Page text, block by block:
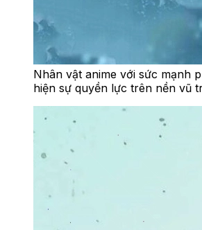
Nhân vật anime với sức mạnh
hiện sự quyền lực trên nền vũ